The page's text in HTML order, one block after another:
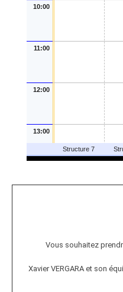
Vous souhaitez
Xavier VERGARA et son